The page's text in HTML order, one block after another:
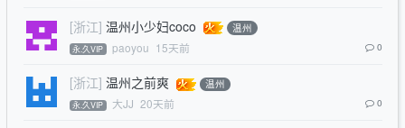
[浙江] 温州小少妇coco 温州
永.久VIP paoyou 15天前 0
[浙江] 温州之前爽 温州
永.久VIP 大JJ 20天前 0